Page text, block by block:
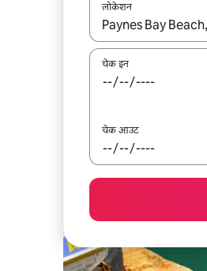
लोकेशन
नतीजों के उपलब्ध होने
चेक इन
चेक आउट